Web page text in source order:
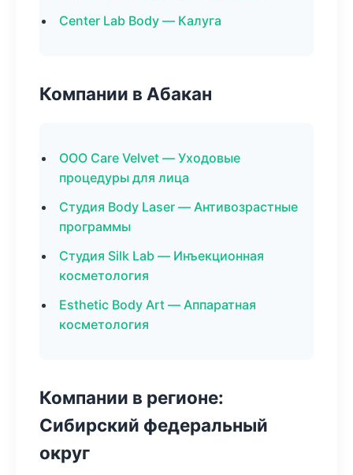
Center Lab Body — Калуга
Компании в Абакан
ООО Care Velvet — Уходовые
процедуры для лица
Студия Body Laser — Антивозрастные
программы
Студия Silk Lab — Инъекционная
косметология
Esthetic Body Art — Аппаратная
косметология
Компании в регионе:
Сибирский федеральный
округ